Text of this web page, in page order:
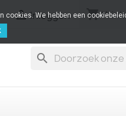
Inloggen shopping_cart
search
We hebben een